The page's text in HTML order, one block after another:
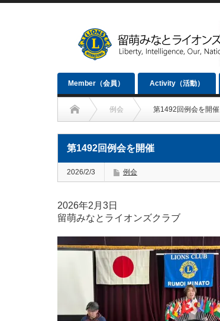
Member（会員） Activity（活動）
例会 第1492回例会を開催
第1492回例会を開催
2026/2/3 例会
2026年2月3日
留萌みなとライオンズクラブ